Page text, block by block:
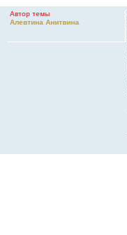
Автор темы
Алевтина Анитвина